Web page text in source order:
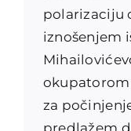
polarizaciju
iznošenjem
za
predlažem